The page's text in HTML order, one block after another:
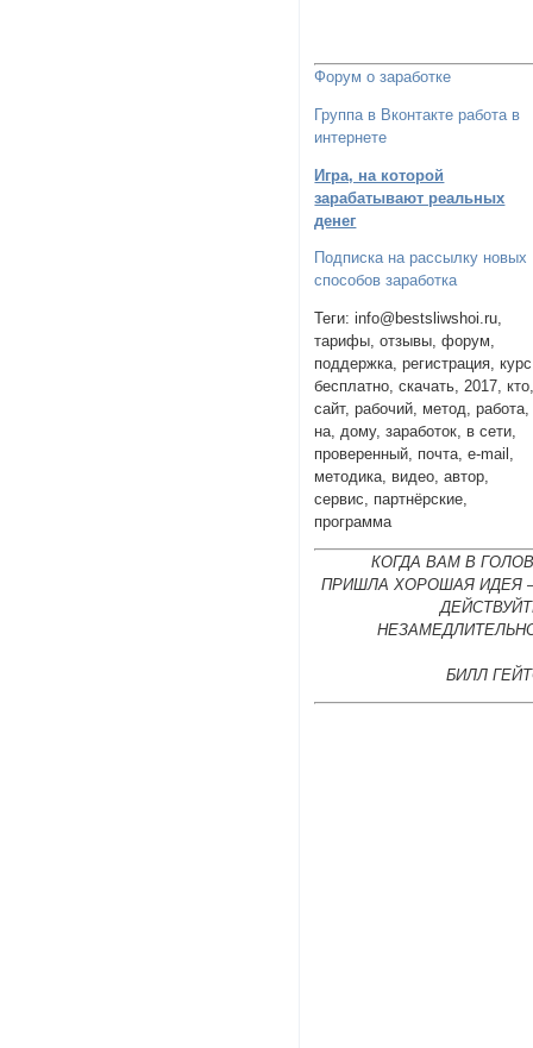
Форум о заработке
Группа в Вконтакте работа в
интернете
Игра, на которой
зарабатывают реальных
денег
Подписка на рассылку новых
способов заработка
Теги: info@bestsliwshoi.ru,
тарифы, отзывы, форум,
поддержка, регистрация,
бесплатно, скачать, 2017,
сайт, рабочий, метод, работа,
на, дому, заработок, в сети,
проверенный, почта, e-mail,
методика, видео, автор,
сервис, партнёрские,
программа
КОГДА ВАМ В
ПРИШЛА ХОРОШАЯ ИДЕЯ
БИЛЛ